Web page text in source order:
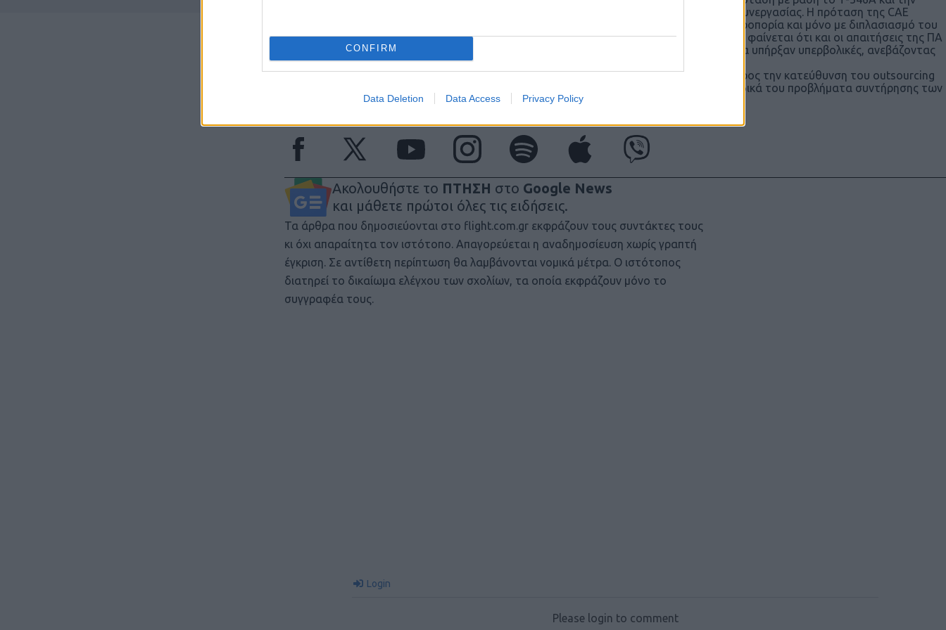
CONFIRM
Data Deletion Data Access Privacy Policy
έναρξη διαπραγματεύσεων, τα δυο μέρη απέτυχαν να συμφωνήσουν στους όρους της συνεργασίας. Η πρόταση της CAE
αποδείχθηκε υπερβολικά ακριβή για τη δεκαετή διάρκεια που αναζητούσε η Πολεμική Αεροπορία και μόνο με διπλασιασμό του
χρόνου (στα 20 χρόνια) μπορούσε να κινηθεί σε λογικά οικονομικά επίπεδα. Από την άλλη φαίνεται ότι και οι απαιτήσεις της ΠΑ
για τις ετήσιες ανάγκες ωρών από τα (υπό καθεστώς μίσθωσης) εκπαιδευτικά αεροπλάνα υπήρξαν υπερβολικές, ανεβάζοντας
το τελικό κόστος πολύ πέρα από τον εκτιμώμενο προϋπολογισμό.
Ας ελπίσουμε ότι αυτό θα γίνει «μάθημα» για το ΠΝ και θα ανοίξει επιτέλους ο δρόμος προς την κατεύθυνση του outsourcing
στις ΕΔ. Επιπλέον, φαίνεται ότι αναζητά σειρά και το Στρατός Ξηράς για να επιλύσει τα δικά του προβλήματα συντήρησης των
ελικοπτέρων της Αεροπορίας Στρατού.
Ακολουθήστε το ΠΤΗΣΗ στο Google News
και μάθετε πρώτοι όλες τις ειδήσεις.
Τα άρθρα που δημοσιεύονται στο flight.com.gr εκφράζουν τους συντάκτες τους
κι όχι απαραίτητα τον ιστότοπο. Απαγορεύεται η αναδημοσίευση χωρίς γραπτή
έγκριση. Σε αντίθετη περίπτωση θα λαμβάνονται νομικά μέτρα. Ο ιστότοπος
διατηρεί το δικαίωμα ελέγχου των σχολίων, τα οποία εκφράζουν μόνο το
συγγραφέα τους.
Login
Please login to comment